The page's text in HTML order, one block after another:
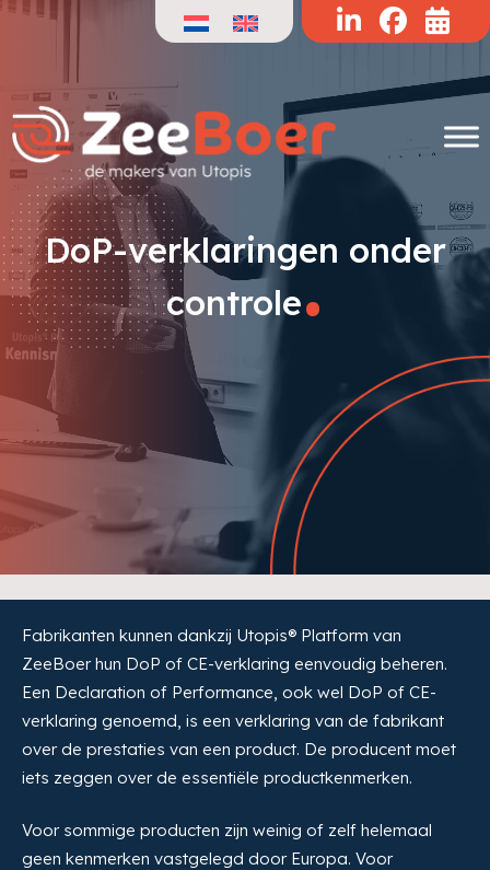
Doorgaan
inhoud
DoP-verklaringen onder
controle.
Fabrikanten kunnen dankzij Utopis® Platform van
ZeeBoer hun DoP of CE-verklaring eenvoudig beheren.
Een Declaration of Performance, ook wel DoP of CE-
verklaring genoemd, is een verklaring van de fabrikant
over de prestaties van een product. De producent moet
iets zeggen over de essentiële productkenmerken.
Voor sommige producten zijn weinig of zelf helemaal
geen kenmerken vastgelegd door Europa. Voor